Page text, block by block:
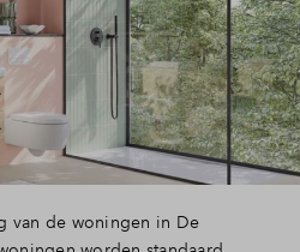
van de woningen in De